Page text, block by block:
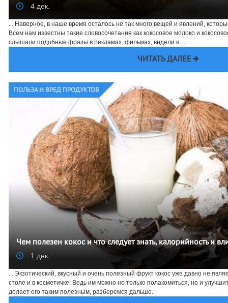
4 дек.
... Наверное, в наше время осталось не так много вещей и явлений,
Всем нам известны такие словосочетания как кокосовое молоко и
слышали подобные фразы в рекламах, фильмах, видели в ...
ЧИТАТЬ ДАЛЕЕ
ПОЛЬЗА И ВРЕД ПРОДУКТОВ
Чем полезен кокос и что следует знать, калорийность и
1 дек.
... Экзотический, вкусный и очень полезный фрукт кокос уже давно не
столе и в косметичке. Ведь им можно не только полакомиться, но и
делает его таким полезным, разберемся дальше.